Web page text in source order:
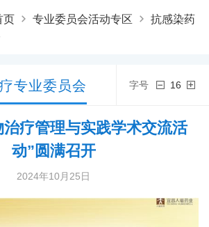
页 专业委员会活动专区
抗感染药
专业委员会 字号 16
治疗管理与实践学术交流活
动”圆满召开
2024年10月25日